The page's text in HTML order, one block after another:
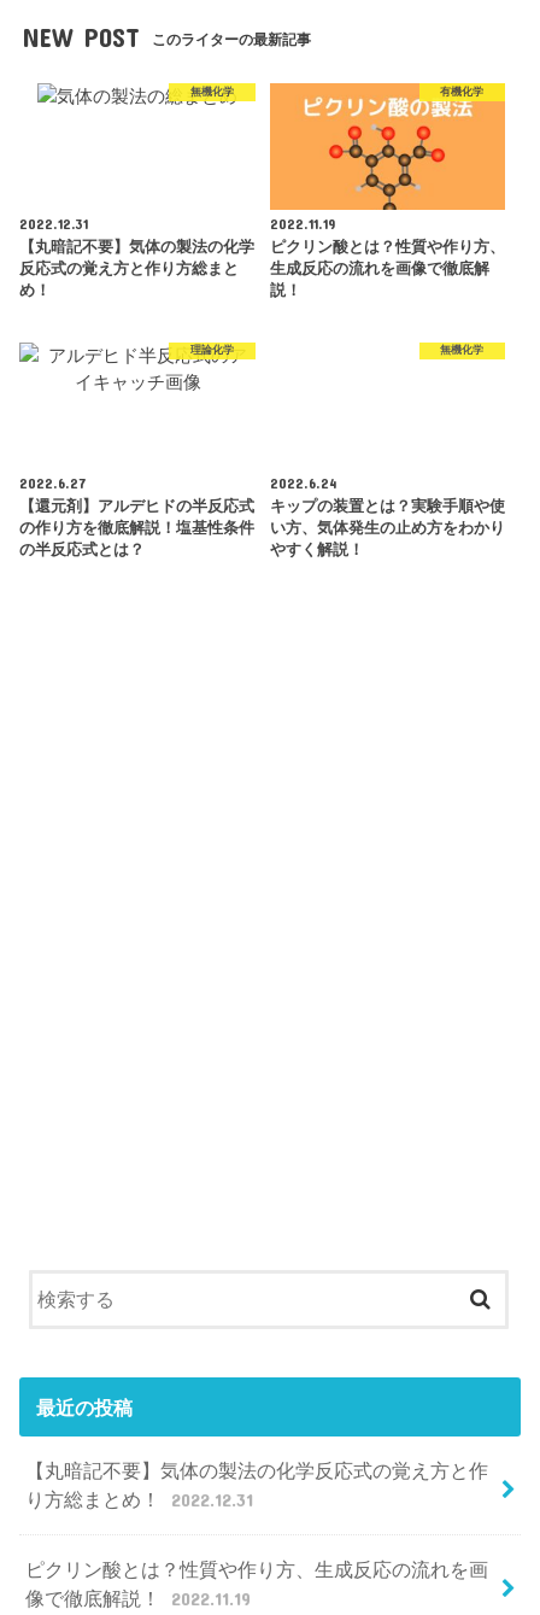
NEW POST このライターの最新記事
無機化学
2022.12.31
【丸暗記不要】気体の製法の化学
反応式の覚え方と作り方総まと
め！
有機化学
2022.11.19
ピクリン酸とは？性質や作り方、
生成反応の流れを画像で徹底解
説！
理論化学
2022.6.27
【還元剤】アルデヒドの半反応式
の作り方を徹底解説！塩基性条件
の半反応式とは？
無機化学
2022.6.24
キップの装置とは？実験手順や使
い方、気体発生の止め方をわかり
やすく解説！
最近の投稿
【丸暗記不要】気体の製法の化学反応式の覚え方と作
り方総まとめ！
2022.12.31
ピクリン酸とは？性質や作り方、生成反応の流れを画
像で徹底解説！
2022.11.19